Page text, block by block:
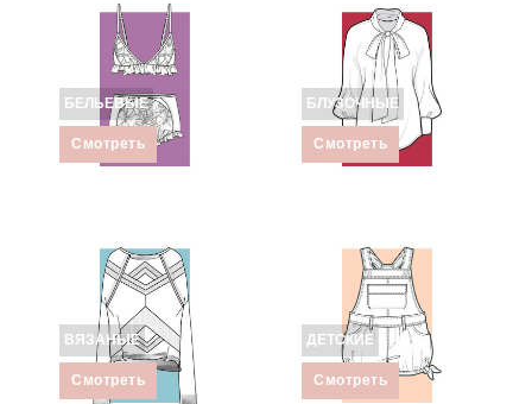
Смотреть
БЕЛЬЕВЫЕ
Смотреть
БЛУЗОЧНЫЕ
Смотреть
ВЯЗАНЫЕ
Смотреть
ДЕТСКИЕ